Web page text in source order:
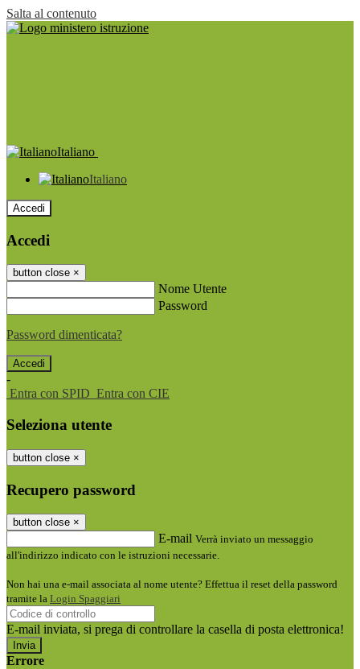
Salta al contenuto
Italiano
Italiano
Accedi
Accedi
button close ×
Nome Utente
Password
Password dimenticata?
-
Entra con SPID Entra con CIE
Seleziona utente
button close ×
Recupero password
button close ×
E-mail Verrà inviato un messaggio
all'indirizzo indicato con le istruzioni necessarie.
Non hai una e-mail associata al nome utente? Effettua il reset della password
tramite la Login Spaggiari
E-mail inviata, si prega di controllare la casella di posta elettronica!
Errore